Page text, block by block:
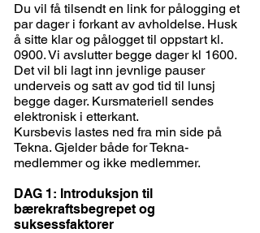
Du vil få tilsendt en link for pålogging et
par dager i forkant av avholdelse. Husk
å sitte klar og pålogget til oppstart kl.
0900. Vi avslutter begge dager kl 1600.
Det vil bli lagt inn jevnlige pauser
underveis og satt av god tid til lunsj
begge dager. Kursmateriell sendes
elektronisk i etterkant.
Kursbevis lastes ned fra min side på
Tekna. Gjelder både for Tekna-
medlemmer og ikke medlemmer.
DAG 1: Introduksjon til
bærekraftsbegrepet og
suksessfaktorer